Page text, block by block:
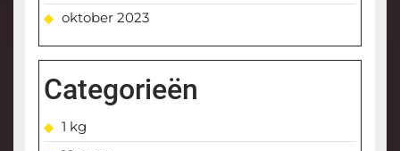
oktober 2023
Categorieën
1 kg